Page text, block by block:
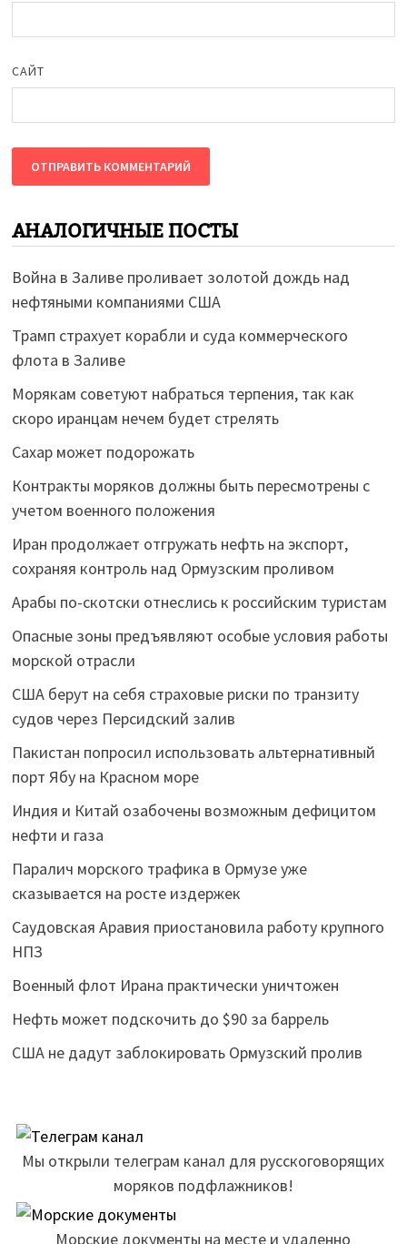
САЙТ
АНАЛОГИЧНЫЕ ПОСТЫ
Война в Заливе проливает золотой дождь над
нефтяными компаниями США
Трамп страхует корабли и суда коммерческого
флота в Заливе
Морякам советуют набраться терпения, так как
скоро иранцам нечем будет стрелять
Сахар может подорожать
Контракты моряков должны быть пересмотрены с
учетом военного положения
Иран продолжает отгружать нефть на экспорт,
сохраняя контроль над Ормузским проливом
Арабы по-скотски отнеслись к российским туристам
Опасные зоны предъявляют особые условия работы
морской отрасли
США берут на себя страховые риски по транзиту
судов через Персидский залив
Пакистан попросил использовать альтернативный
порт Ябу на Красном море
Индия и Китай озабочены возможным дефицитом
нефти и газа
Паралич морского трафика в Ормузе уже
сказывается на росте издержек
Саудовская Аравия приостановила работу крупного
НПЗ
Военный флот Ирана практически уничтожен
Нефть может подскочить до $90 за баррель
США не дадут заблокировать Ормузский пролив
Мы открыли телеграм канал для русскоговорящих
моряков подфлажников!
Морские документы на месте и удаленно